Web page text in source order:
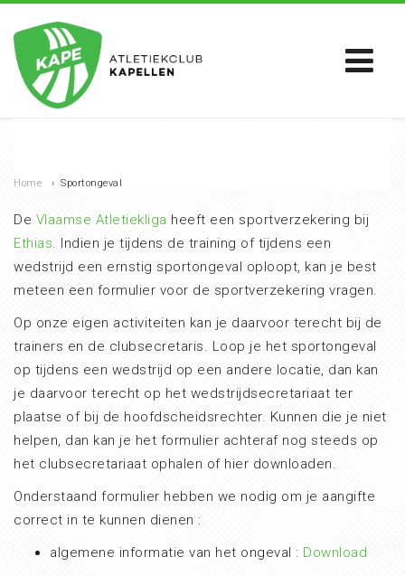
Home › Sportongeval
De Vlaamse Atletiekliga heeft een sportverzekering bij
Ethias. Indien je tijdens de training of tijdens een
wedstrijd een ernstig sportongeval oploopt, kan je best
meteen een formulier voor de sportverzekering vragen.
Op onze eigen activiteiten kan je daarvoor terecht bij de
trainers en de clubsecretaris. Loop je het sportongeval
op tijdens een wedstrijd op een andere locatie, dan kan
je daarvoor terecht op het wedstrijdsecretariaat ter
plaatse of bij de hoofdscheidsrechter. Kunnen die je niet
helpen, dan kan je het formulier achteraf nog steeds op
het clubsecretariaat ophalen of hier downloaden.
Onderstaand formulier hebben we nodig om je aangifte
correct in te kunnen dienen :
algemene informatie van het ongeval : Download